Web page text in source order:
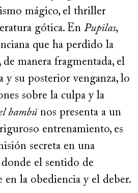
mágico, el thriller
gótica. En Pupilas,
que ha perdido la
manera fragmentada, el
y su posterior venganza, lo
sobre la culpa y la
bambúnos presenta a un
entrenamiento, es
secreta en una
el sentido de
la obediencia y el deber.